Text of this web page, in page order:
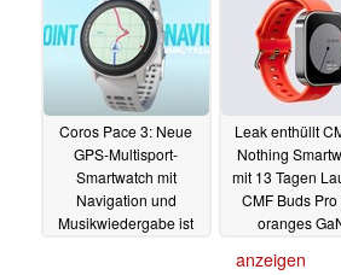
Coros Pace 3: Neue
GPS-Multisport-
Smartwatch mit
Navigation und
Musikwiedergabe ist
Leak enthüllt
Nothing
mit 13 Tagen
CMF Buds Pro
oranges
anzeigen